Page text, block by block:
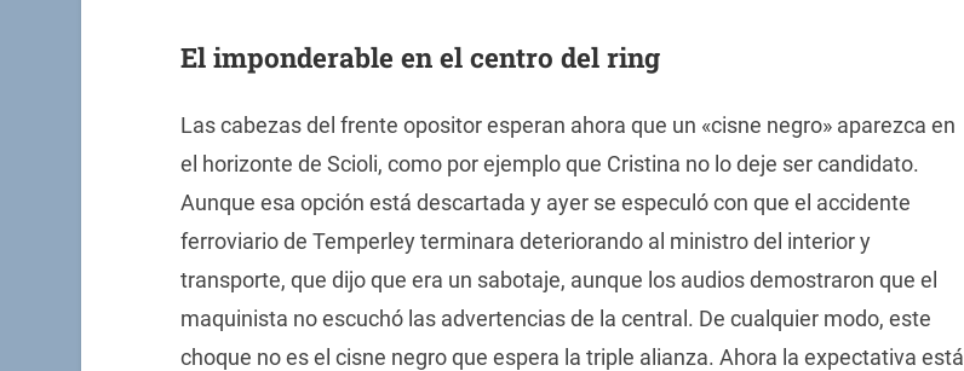
El imponderable en el centro del ring
Las cabezas del frente opositor esperan ahora que un «cisne negro» aparezca en
el horizonte de Scioli, como por ejemplo que Cristina no lo deje ser candidato.
Aunque esa opción está descartada y ayer se especuló con que el accidente
ferroviario de Temperley terminara deteriorando al ministro del interior y
transporte, que dijo que era un sabotaje, aunque los audios demostraron que el
maquinista no escuchó las advertencias de la central. De cualquier modo, este
choque no es el cisne negro que espera la triple alianza. Ahora la expectativa está